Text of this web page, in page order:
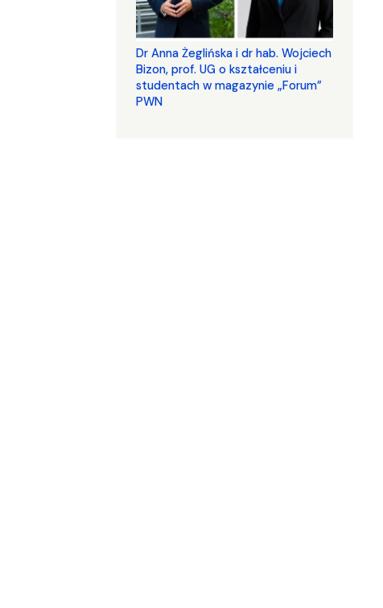
​​​​​​​Dr Anna Żeglińska i dr hab. Wojciech
Bizon, prof. UG o kształceniu i
studentach w magazynie „Forum”
PWN